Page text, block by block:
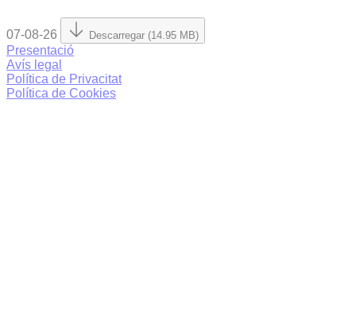
07-08-26 Descarregar (14.95 MB)
Presentació
Avís legal
Política de Privacitat
Política de Cookies